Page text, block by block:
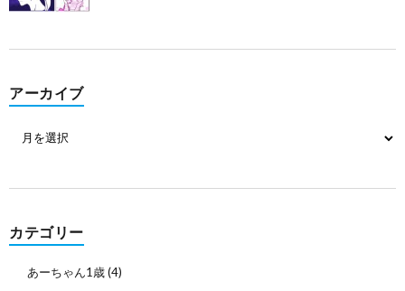
アーカイブ
カテゴリー
あーちゃん1歳(4)